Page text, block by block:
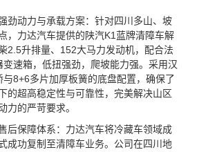
劲动力与承载方案：针对四川多山、坡
，力达汽车提供的陕汽K1蓝牌清障车解
2.5升排量、152大马力发动机，配合法
速箱，低扭强劲，爬坡能力强。采用汉
8+6多片加厚板簧的底盘配置，确保了
的超高稳定性与可靠性，完美解决山区
力的严苛要求。
后保障体系：力达汽车将冷藏车领域成
成功复制至清障车业务。公司在四川地